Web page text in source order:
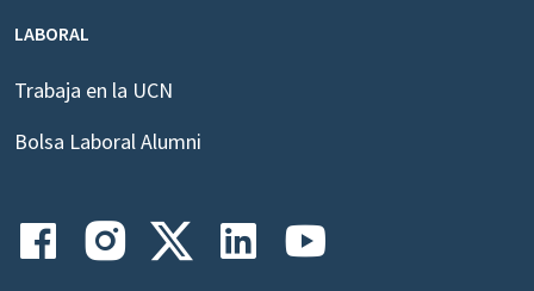
LABORAL
Trabaja en la UCN
Bolsa Laboral Alumni